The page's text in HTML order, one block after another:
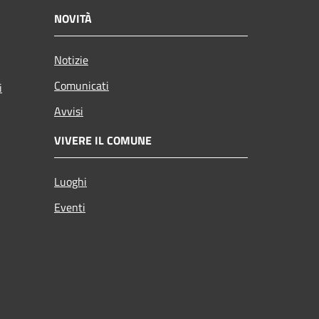
NOVITÀ
Notizie
Comunicati
Avvisi
VIVERE IL COMUNE
Luoghi
Eventi